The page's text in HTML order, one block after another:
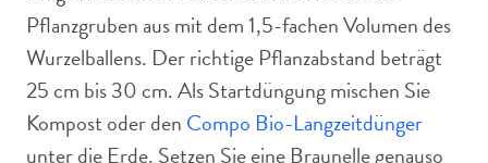
Pflanzgruben aus mit dem 1,5-fachen Volumen des
Wurzelballens. Der richtige Pflanzabstand beträgt
25 cm bis 30 cm. Als Startdüngung mischen Sie
Kompost oder den Compo Bio-Langzeitdünger
unter die Erde. Setzen Sie eine Braunelle genauso